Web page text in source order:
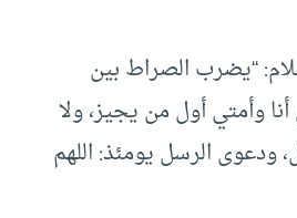
“يضرب الصراط بين
وأمتي أول من يجيز، ولا
ودعوى الرسل يومئذ: اللهم